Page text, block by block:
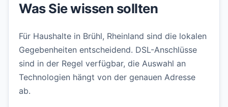
Was Sie wissen sollten
Für Haushalte in Brühl, Rheinland sind die lokalen
Gegebenheiten entscheidend. DSL-Anschlüsse
sind in der Regel verfügbar, die Auswahl an
Technologien hängt von der genauen Adresse
ab.